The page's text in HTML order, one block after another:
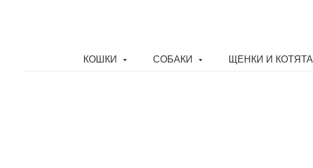
КОШКИ СОБАКИ ЩЕНКИ И КОТЯТА